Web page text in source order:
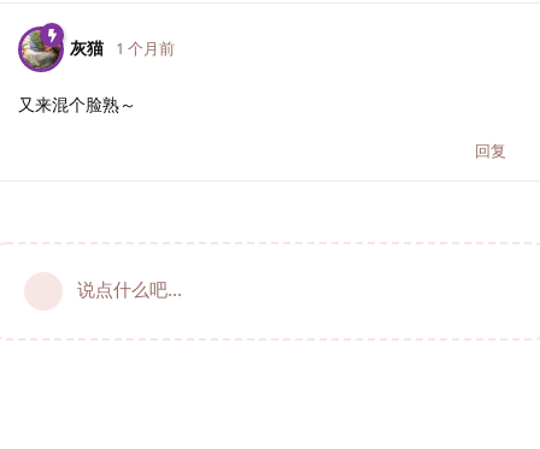
灰猫 1 个月前
又来混个脸熟～
回复
说点什么吧...